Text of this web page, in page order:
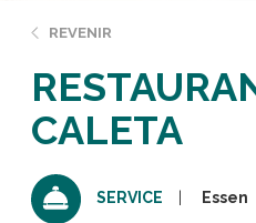
REVENIR
CALETA
SERVICE Essen